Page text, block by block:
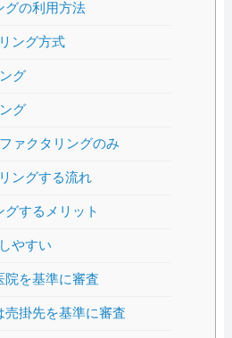
グの利用方法
ング方式
グ
グ
ァクタリングのみ
ングする流れ
するメリット
やすい
院を基準に審査
売掛先を基準に審査